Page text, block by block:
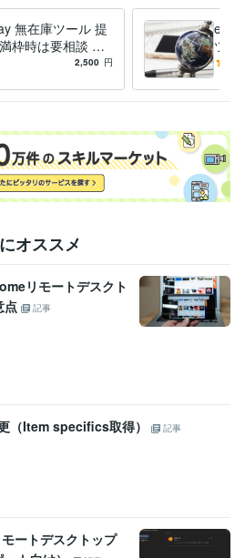
無在庫ツール 提
枠時は要相談 フ
イト 高速出品 自動
2,500 円
ツー
リ、
能
オススメ
リモートデスクト
点
記事
（Item specifics取得）
記事
ートデスクトップ